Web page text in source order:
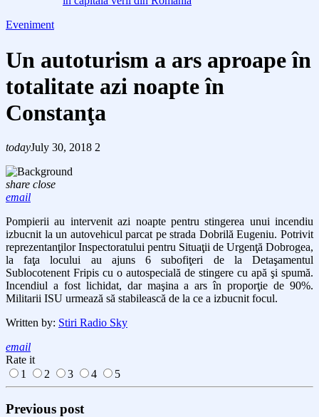
Eveniment
Un autoturism a ars aproape în
totalitate azi noapte în
Constanţa
todayJuly 30, 2018 2
share close
email
Pompierii au intervenit azi noapte pentru stingerea unui incendiu
izbucnit la un autovehicul parcat pe strada Dobrilă Eugeniu. Potrivit
reprezentanţilor Inspectoratului pentru Situaţii de Urgenţă Dobrogea,
la faţa locului au ajuns 6 subofiţeri de la Detaşamentul
Sublocotenent Fripis cu o autospecială de stingere cu apă şi spumă.
Incendiul a fost lichidat, dar maşina a ars în proporţie de 90%.
Militarii ISU urmează să stabilească de la ce a izbucnit focul.
Written by: Stiri Radio Sky
email
Rate it
1
2 3 4 5
Previous post